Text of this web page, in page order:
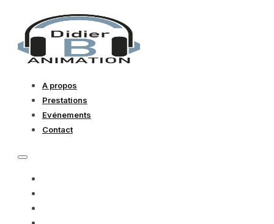
A propos
Prestations
Evénements
Contact